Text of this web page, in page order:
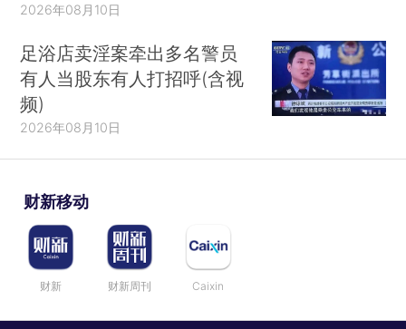
2026年08月10日
足浴店卖淫案牵出多名警员
有人当股东有人打招呼(含视
频)
2026年08月10日
财新移动
财新 财新周刊 Caixin